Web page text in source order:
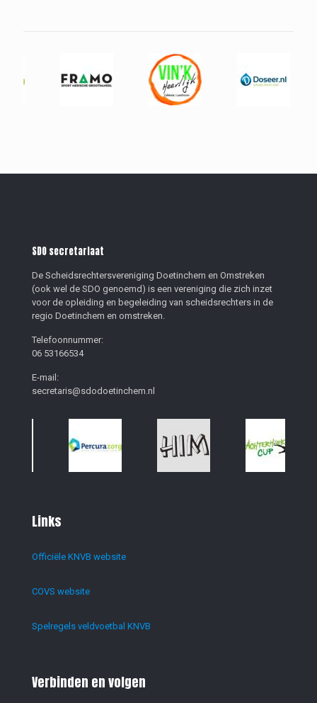
SDO secretariaat
De Scheidsrechtersvereniging Doetinchem en Omstreken
(ook wel de SDO genoemd) is een vereniging die zich inzet
voor de opleiding en begeleiding van scheidsrechters in de
regio Doetinchem en omstreken.
Telefoonnummer:
06 53166534
E-mail:
secretaris@sdodoetinchem.nl
Links
Officiële KNVB website
COVS website
Spelregels veldvoetbal KNVB
Verbinden en volgen